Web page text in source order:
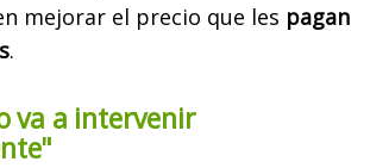
mejorar el precio que les pagan
.
va a intervenir